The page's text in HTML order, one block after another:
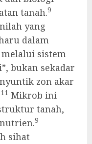
tanah.9
yang
dalam
sistem
bukan sekadar
zon akar
11 Mikrob ini
tanah,
9
sihat